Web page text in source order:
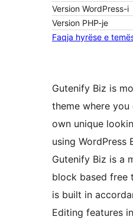
Version WordPress-i
Version PHP-je
Faqja hyrëse e
Gutenify Biz is
theme where
own unique
using WordPress
Gutenify Biz is a
block based free
is built in
Editing features